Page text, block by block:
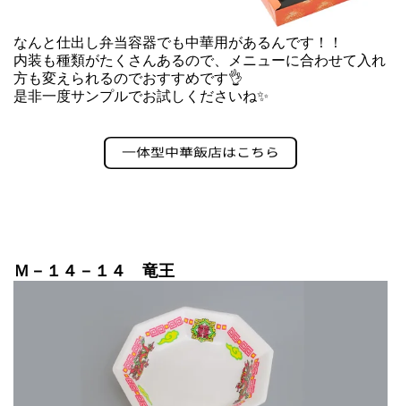
なんと仕出し弁当容器でも中華用があるんです！！
内装も種類がたくさんあるので、メニューに合わせて入れ
方も変えられるのでおすすめです👌
是非一度サンプルでお試しくださいね✨
Ｍ－１４－１４ 竜王